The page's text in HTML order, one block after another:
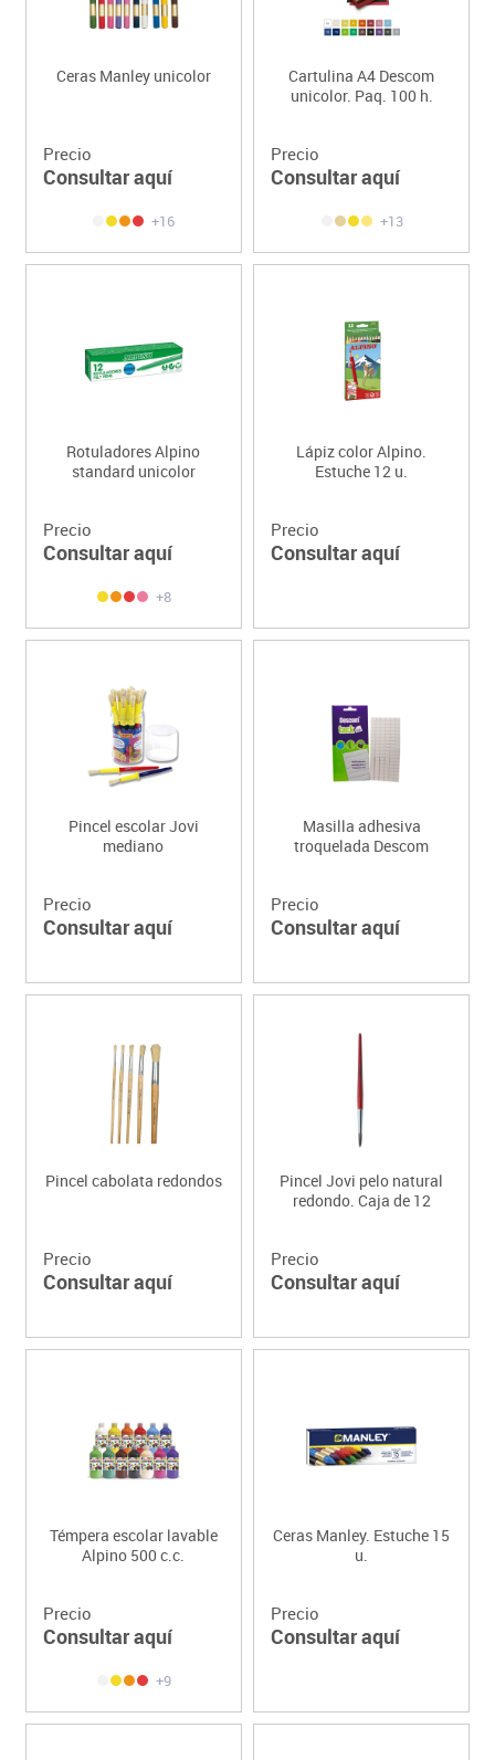
Ceras Manley unicolor
Precio
Consultar aquí
+16
Cartulina A4 Descom
unicolor. Paq. 100 h.
Precio
Consultar aquí
+13
Rotuladores Alpino
standard unicolor
Precio
Consultar aquí
+8
Lápiz color Alpino.
Estuche 12 u.
Precio
Consultar aquí
Pincel escolar Jovi
mediano
Precio
Consultar aquí
Masilla adhesiva
troquelada Descom
Precio
Consultar aquí
Pincel cabolata redondos
Precio
Consultar aquí
Pincel Jovi pelo natural
redondo. Caja de 12
Precio
Consultar aquí
Témpera escolar lavable
Alpino 500 c.c.
Precio
Consultar aquí
+9
Ceras Manley. Estuche 15
u.
Precio
Consultar aquí